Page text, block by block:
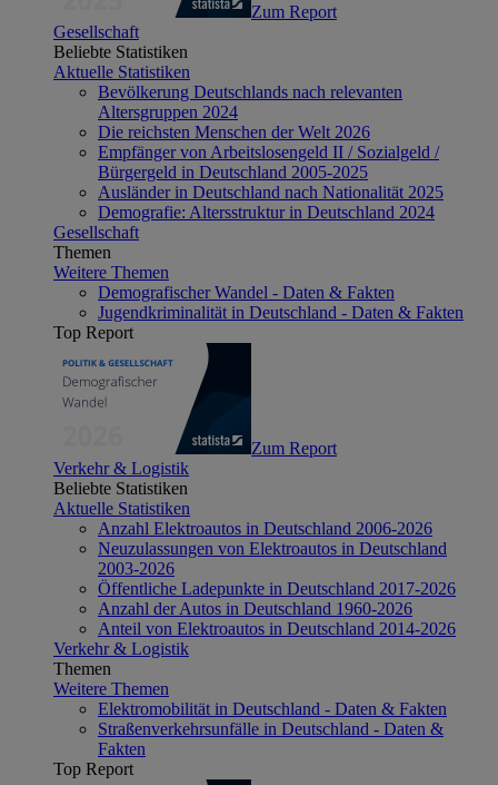
Zum Report
Gesellschaft
Beliebte Statistiken
Aktuelle Statistiken
Bevölkerung Deutschlands nach relevanten
Altersgruppen 2024
Die reichsten Menschen der Welt 2026
Empfänger von Arbeitslosengeld II / Sozialgeld /
Bürgergeld in Deutschland 2005-2025
Ausländer in Deutschland nach Nationalität 2025
Demografie: Altersstruktur in Deutschland 2024
Gesellschaft
Themen
Weitere Themen
Demografischer Wandel - Daten & Fakten
Jugendkriminalität in Deutschland - Daten & Fakten
Top Report
Zum Report
Verkehr & Logistik
Beliebte Statistiken
Aktuelle Statistiken
Anzahl Elektroautos in Deutschland 2006-2026
Neuzulassungen von Elektroautos in Deutschland
2003-2026
Öffentliche Ladepunkte in Deutschland 2017-2026
Anzahl der Autos in Deutschland 1960-2026
Anteil von Elektroautos in Deutschland 2014-2026
Verkehr & Logistik
Themen
Weitere Themen
Elektromobilität in Deutschland - Daten & Fakten
Straßenverkehrsunfälle in Deutschland - Daten &
Fakten
Top Report